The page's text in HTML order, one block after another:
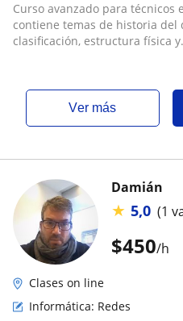
Curso avanzado para técnicos
contiene temas de historia del
clasificación, estructura física
ver más
$450/h
Damián
★ 5,0 (1
Clases on line
Informática: Redes